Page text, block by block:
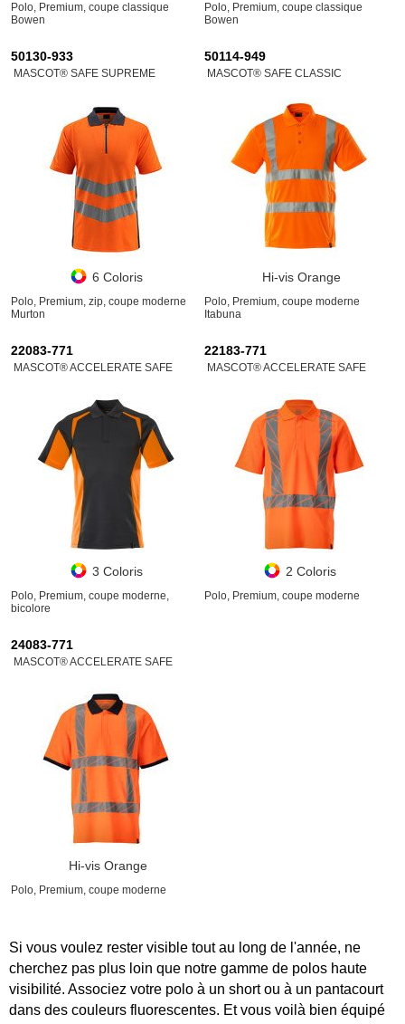
Polo, Premium, coupe classique
Bowen
Polo, Premium, coupe classique
Bowen
50130-933
MASCOT® SAFE SUPREME
6 Coloris
Polo, Premium, zip, coupe moderne
Murton
50114-949
MASCOT® SAFE CLASSIC
Hi-vis Orange
Polo, Premium, coupe moderne
Itabuna
22083-771
MASCOT® ACCELERATE SAFE
3 Coloris
Polo, Premium, coupe moderne,
bicolore
22183-771
MASCOT® ACCELERATE SAFE
2 Coloris
Polo, Premium, coupe moderne
24083-771
MASCOT® ACCELERATE SAFE
Hi-vis Orange
Polo, Premium, coupe moderne
Si vous voulez rester visible tout au long de l'année, ne
cherchez pas plus loin que notre gamme de polos haute
visibilité. Associez votre polo à un short ou à un pantacourt
dans des couleurs fluorescentes. Et vous voilà bien équipé